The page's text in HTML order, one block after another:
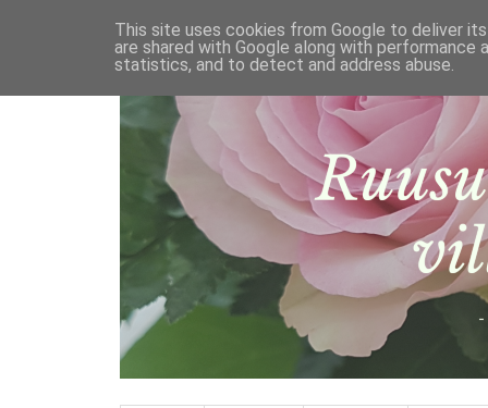
This site uses cookies from Google to deliver
are shared with Google along with
statistics, and to detect and address abuse.